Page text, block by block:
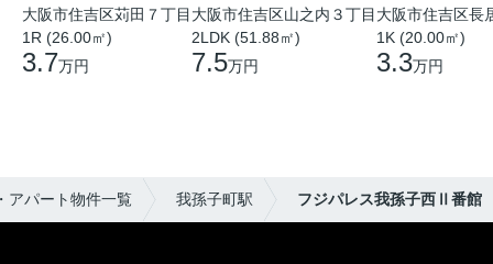
大阪市住吉区苅田７丁目
1R (26.00㎡)
3.7万円
大阪市住吉区山之内３丁目
2LDK (51.88㎡)
7.5万円
大阪市住吉区長
1K (20.00㎡)
3.3万円
アパート物件一覧 我孫子町駅 フジパレス我孫子西Ⅱ番館